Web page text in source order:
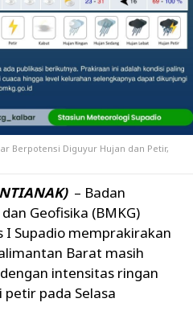
Berpotensi Diguyur Hujan dan Petir,
– Badan
Geofisika (BMKG)
I Supadio memprakirakan
Barat masih
intensitas ringan
petir pada Selasa